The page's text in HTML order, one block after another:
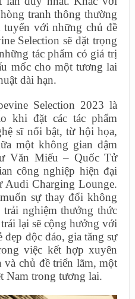
tranh thông thường
tuyển với những chủ đề
Selection sẽ đặt trọng
tác phẩm có giá trị
mốc cho một tương lai
dài hạn.
Selection 2023 là
khi đặt các tác phẩm
sĩ nổi bật, từ hội họa,
một không gian đậm
Văn Miếu – Quốc Tử
công nghiệp hiện đại
Audi Charging Lounge.
sự thay đổi không
nghiệm thưởng thức
lại sẽ cộng hưởng với
đẹp độc đáo, gia tăng sự
việc kết hợp xuyên
và chủ đề triển lãm, một
Nam trong tương lai.